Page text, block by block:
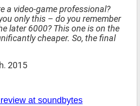
a video-game professional?
only this – do you remember
later 6000? This one is on the
cheaper. So, the final
2015
at soundbytes